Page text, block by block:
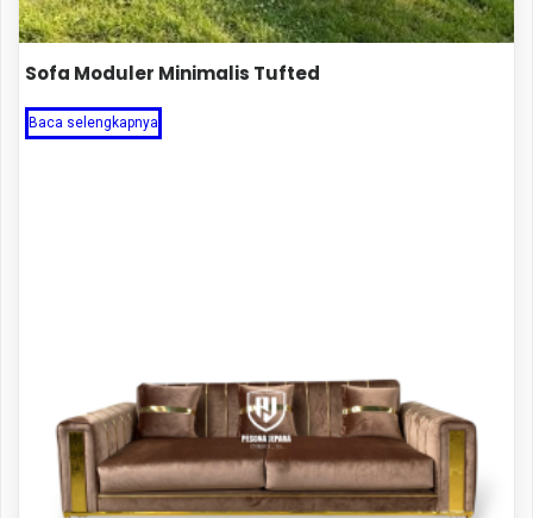
Sofa Moduler Minimalis Tufted
Baca selengkapnya